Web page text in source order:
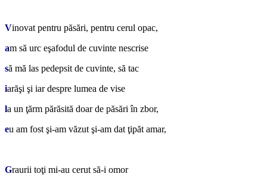
Vinovat pentru păsări, pentru cerul opac,
am să urc eşafodul de cuvinte nescrise
să mă las pedepsit de cuvinte, să tac
iarăşi şi iar despre lumea de vise
la un ţărm părăsită doar de păsări în zbor,
eu am fost şi-am văzut şi-am dat ţipăt amar,
Graurii toţi mi-au cerut să-i omor